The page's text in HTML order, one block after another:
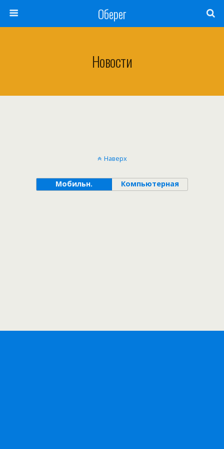
Оберег
Новости
Наверх
Мобильн. Компьютерная